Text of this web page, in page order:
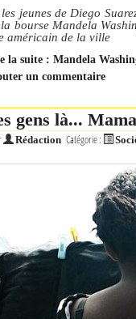
jeunes de Diego
bourse Mandela
américain de la ville
la suite : Mandela
un commentaire
gens là...
Rédaction Catégorie :